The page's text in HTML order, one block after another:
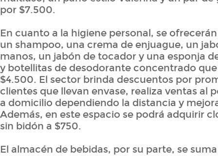
por $7.500.
En cuanto a la higiene personal, se
un shampoo, una crema de enjuague, un
manos, un jabón de tocador y una esponja
y botellitas de desodorante concentrado que
$4.500. El sector brinda descuentos por
clientes que llevan envase, realiza ventas al
a domicilio dependiendo la distancia y
Además, en este espacio se podrá adquirir
sin bidón a $750.
El almacén de bebidas, por su parte, se